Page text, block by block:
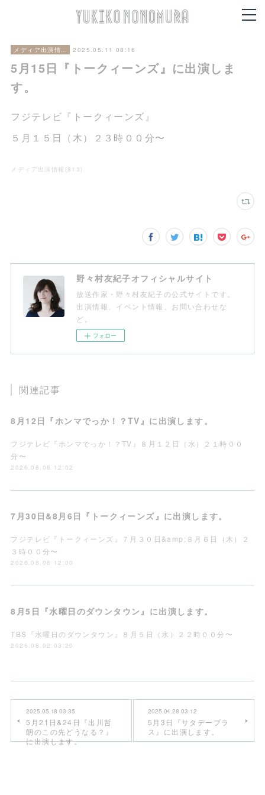
メディア出演情報 2025.05.11 08:16
5月15日『トークィーンズ』に出演しま
す。
フジテレビ『トークィーンズ』
５月１５日（木）２３時００分〜
メディア出演情報 (813 )
野々村友紀子オフィシャルサイト
放送作家・野々村友紀子の公式サイトです。
出演情報、イベント情報、お問い合わせな
ど。
フォロー
関連記事
8月12日『ホンマでっか！？TV』に出演します。
フジテレビ『ホンマでっか！？TV』８月１２日（水）２１時００
分〜
2026.08.06 12:02
7月30日&8月6日『トークィーンズ』に出演します。
フジテレビ『トークィーンズ』７月３０日&amp;８月６日（木）２
３時００分〜
2026.08.06 12:00
8月5日『水曜日のダウンタウン』に出演します。
TBS『水曜日のダウンタウン』８月５日（水）２２時００分〜
2026.08.02 03:20
2025.05.18 03:35
5月21日&24日『出川哲
朗のこの先どうなる？』
に出演します。
2025.04.28 03:12
5月3日『サタデープラ
ス』に出演します。